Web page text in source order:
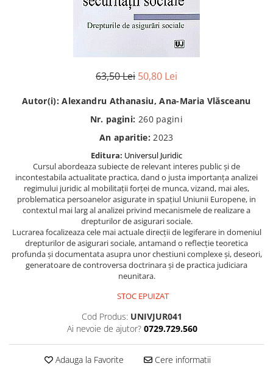
Istorie/Critica
Medicină
Poezie
Politică/Geopolitică
Psihologie
Sociologie
63,50 Lei 50,80 Lei
Autor(i): Alexandru Athanasiu, Ana-Maria Vlăsceanu
Nr. pagini: 260 pagini
An aparitie: 2023
Editura: Universul Juridic
Cursul abordeaza subiecte de relevant interes public și de
incontestabila actualitate practica, dand o justa importanța analizei
regimului juridic al mobilitații forței de munca, vizand, mai ales,
problematica persoanelor asigurate in spațiul Uniunii Europene, in
contextul mai larg al analizei privind mecanismele de realizare a
drepturilor de asigurari sociale.
Lucrarea focalizeaza cele mai actuale direcții de legiferare in domeniul
drepturilor de asigurari sociale, antamand o reflecție teoretica
profunda și documentata asupra unor chestiuni complexe și, deseori,
generatoare de controversa doctrinara și de practica judiciara
neunitara.
STOC EPUIZAT
Cod Produs: UNIVJUR041
Ai nevoie de ajutor? 0729.729.560
Adauga la Favorite Cere informatii